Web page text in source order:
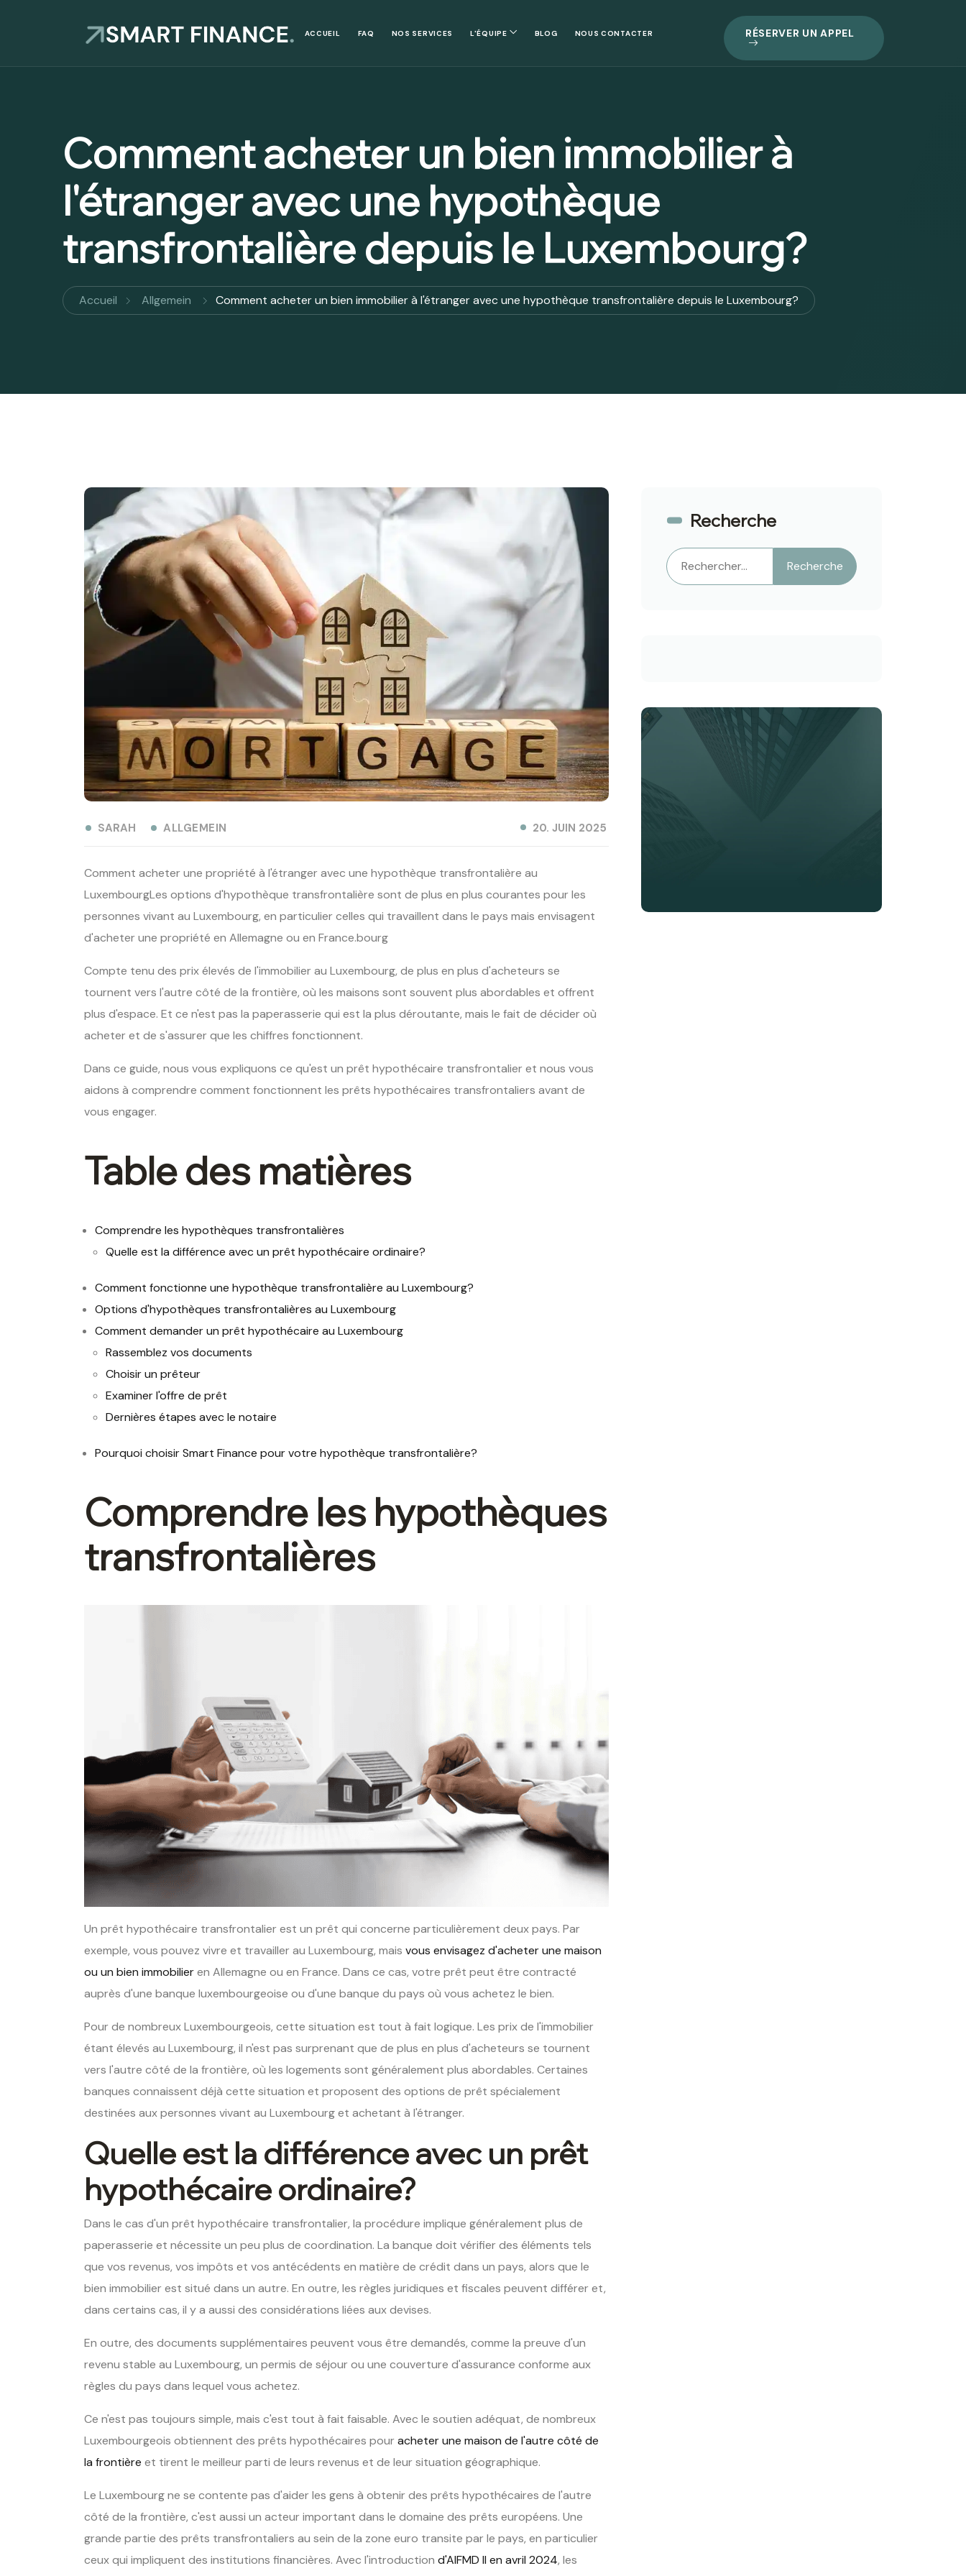
ACCUEIL FAQ NOS SERVICES L'ÉQUIPE BLOG NOUS CONTACTER RÉSERVER UN APPEL
Comment acheter un bien immobilier à
l'étranger avec une hypothèque
transfrontalière depuis le Luxembourg?
Accueil Allgemein Comment acheter un bien immobilier à l'étranger avec une hypothèque transfrontalière depuis le Luxembourg?
SARAH ALLGEMEIN 20. JUIN 2025
Comment acheter une propriété à l'étranger avec une hypothèque transfrontalière au
LuxembourgLes options d'hypothèque transfrontalière sont de plus en plus courantes pour les
personnes vivant au Luxembourg, en particulier celles qui travaillent dans le pays mais envisagent
d'acheter une propriété en Allemagne ou en France.bourg
Compte tenu des prix élevés de l'immobilier au Luxembourg, de plus en plus d'acheteurs se
tournent vers l'autre côté de la frontière, où les maisons sont souvent plus abordables et offrent
plus d'espace. Et ce n'est pas la paperasserie qui est la plus déroutante, mais le fait de décider où
acheter et de s'assurer que les chiffres fonctionnent.
Dans ce guide, nous vous expliquons ce qu'est un prêt hypothécaire transfrontalier et nous vous
aidons à comprendre comment fonctionnent les prêts hypothécaires transfrontaliers avant de
vous engager.
Table des matières
Comprendre les hypothèques transfrontalières
Quelle est la différence avec un prêt hypothécaire ordinaire?
Comment fonctionne une hypothèque transfrontalière au Luxembourg?
Options d'hypothèques transfrontalières au Luxembourg
Comment demander un prêt hypothécaire au Luxembourg
Rassemblez vos documents
Choisir un prêteur
Examiner l'offre de prêt
Dernières étapes avec le notaire
Pourquoi choisir Smart Finance pour votre hypothèque transfrontalière?
Comprendre les hypothèques
transfrontalières
Un prêt hypothécaire transfrontalier est un prêt qui concerne particulièrement deux pays. Par
exemple, vous pouvez vivre et travailler au Luxembourg, mais vous envisagez d'acheter une maison
ou un bien immobilieren Allemagne ou en France. Dans ce cas, votre prêt peut être contracté
auprès d'une banque luxembourgeoise ou d'une banque du pays où vous achetez le bien.
Pour de nombreux Luxembourgeois, cette situation est tout à fait logique. Les prix de l'immobilier
étant élevés au Luxembourg, il n'est pas surprenant que de plus en plus d'acheteurs se tournent
vers l'autre côté de la frontière, où les logements sont généralement plus abordables. Certaines
banques connaissent déjà cette situation et proposent des options de prêt spécialement
destinées aux personnes vivant au Luxembourg et achetant à l'étranger.
Quelle est la différence avec un prêt
hypothécaire ordinaire?
Dans le cas d'un prêt hypothécaire transfrontalier, la procédure implique généralement plus de
paperasserie et nécessite un peu plus de coordination. La banque doit vérifier des éléments tels
que vos revenus, vos impôts et vos antécédents en matière de crédit dans un pays, alors que le
bien immobilier est situé dans un autre. En outre, les règles juridiques et fiscales peuvent différer et,
dans certains cas, il y a aussi des considérations liées aux devises.
En outre, des documents supplémentaires peuvent vous être demandés, comme la preuve d'un
revenu stable au Luxembourg, un permis de séjour ou une couverture d'assurance conforme aux
règles du pays dans lequel vous achetez.
Ce n'est pas toujours simple, mais c'est tout à fait faisable. Avec le soutien adéquat, de nombreux
Luxembourgeois obtiennent des prêts hypothécaires pouracheter une maison de l'autre côté de
la frontière et tirent le meilleur parti de leurs revenus et de leur situation géographique.
Le Luxembourg ne se contente pas d'aider les gens à obtenir des prêts hypothécaires de l'autre
côté de la frontière, c'est aussi un acteur important dans le domaine des prêts européens. Une
grande partie des prêts transfrontaliers au sein de la zone euro transite par le pays, en particulier
ceux qui impliquent des institutions financières. Avec l'introduction d'AIFMD II en avril 2024, les
Recherche
Rechercher
Recherche